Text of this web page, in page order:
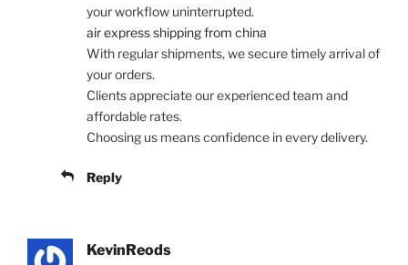
your workflow uninterrupted.
air express shipping from china
With regular shipments, we secure timely arrival of
your orders.
Clients appreciate our experienced team and
affordable rates.
Choosing us means confidence in every delivery.
Reply
KevinReods